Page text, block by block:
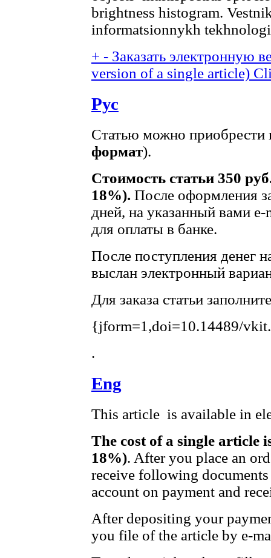
brightness histogram.
informatsionnykh
+ - Заказать электронную
version of a single article)
Рус
Статью можно приобрести
формат).
Стоимость статьи 350
18%). После оформления
дней, на указанный вами
для оплаты в банке.
После поступления денег
выслан электронный
Для заказа статьи
{jform=1,doi=10.14489/
.
Eng
This article is available in
The cost of a single article
18%). After you place an
receive following
account on payment and
After depositing your
you file of the article by e-